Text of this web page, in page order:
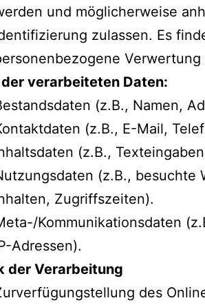
und möglicherweise
zulassen. Es
Verwertung
verarbeiteten Daten:
(z.B., Namen,
(z.B., E-Mail,
(z.B.,
(z.B., besuchte
Zugriffszeiten).
Kommunikationsdaten
Adressen).
der Verarbeitung
des